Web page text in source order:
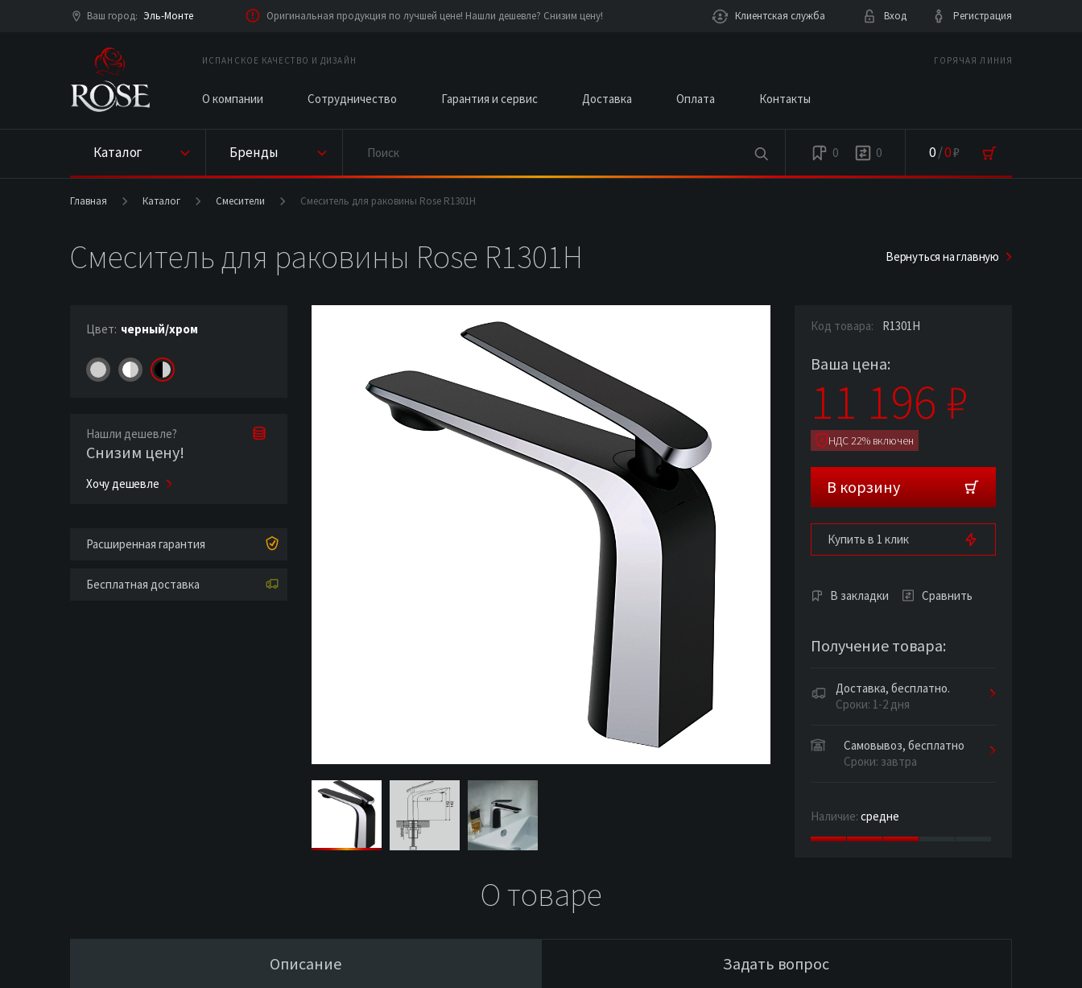
Ваш город: Эль-Монте Оригинальная продукция по лучшей цене! Нашли дешевле? Снизим цену! Клиентская служба Вход Регистрация
ИСПАНСКОЕ КАЧЕСТВО И ДИЗАЙН
О компании Сотрудничество Гарантия и сервис Доставка Оплата Контакты
ГОРЯЧАЯ ЛИНИЯ
Каталог Бренды 0 0 0/0₽
Главная Каталог Смесители Смеситель для раковины Rose R1301H
Смеситель для раковины Rose R1301H Вернуться на главную
Цвет: черный/хром
Нашли дешевле?
Снизим цену!
Хочу дешевле
Расширенная гарантия
Бесплатная доставка
Код товара: R1301H
Ваша цена:
11 196 ₽
НДС 22% включен
В корзину
Купить в 1 клик
В закладки Сравнить
Получение товара:
Доставка, бесплатно.
Сроки: 1-2 дня
Самовывоз, бесплатно
Сроки: завтра
Наличие: средне
О товаре
Описание Задать вопрос